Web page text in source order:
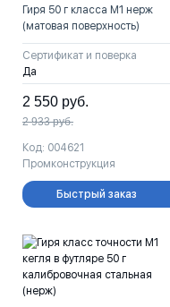
Гиря 50 г класса M1 нерж
(матовая поверхность)
Сертификат и поверка
Да
2 550 руб.
2 933руб.
Код: 004621
Промконструкция
Быстрый заказ